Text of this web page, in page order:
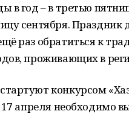
в год – в третью
сентября. Праздник
раз обратиться к
проживающих в
конкурсом
17 апреля необходимо